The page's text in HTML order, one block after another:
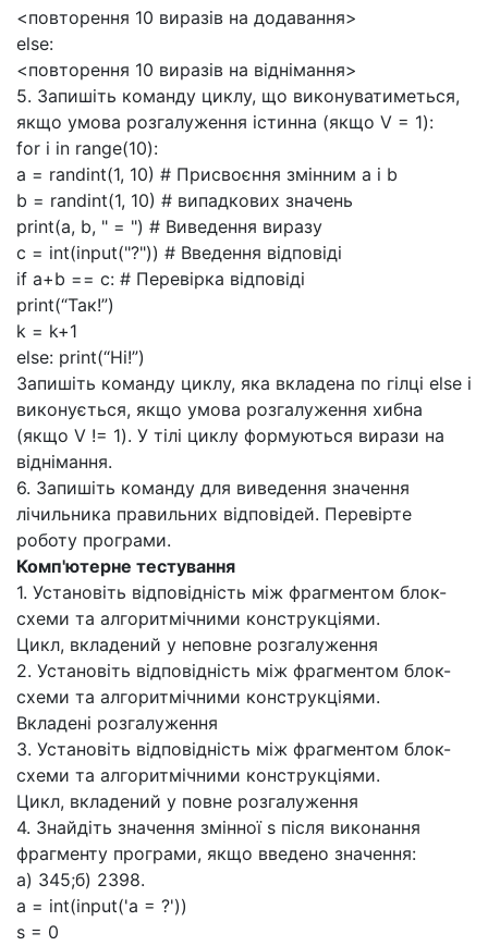
<повторення 10 виразів на додавання>
else:
<повторення 10 виразів на віднімання>
5. Запишіть команду циклу, що виконуватиметься,
якщо умова розгалуження істинна (якщо V = 1):
for і in range(10):
а = randint(1, 10) # Присвоєння змінним а і b
b = randint(1, 10) # випадкових значень
print(a, b, " = ") # Виведення виразу
с = int(input("?")) # Введення відповіді
if a+b == с: # Перевірка відповіді
print(“Так!”)
k = k+1
else: print(“Hi!”)
Запишіть команду циклу, яка вкладена по гілці else і
виконується, якщо умова розгалуження хибна
(якщо V != 1). У тілі циклу формуються вирази на
віднімання.
6. Запишіть команду для виведення значення
лічильника правильних відповідей. Перевірте
роботу програми.
Комп'ютерне тестування
1. Установіть відповідність між фрагментом блок-
схеми та алгоритмічними конструкціями.
Цикл, вкладений у неповне розгалуження
2. Установіть відповідність між фрагментом блок-
схеми та алгоритмічними конструкціями.
Вкладені розгалуження
3. Установіть відповідність між фрагментом блок-
схеми та алгоритмічними конструкціями.
Цикл, вкладений у повне розгалуження
4. Знайдіть значення змінної s після виконання
фрагменту програми, якщо введено значення:
а) 345;б) 2398.
a = int(input('a = ?'))
s = 0